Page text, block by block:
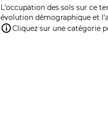
L'occupation des sols sur ce
évolution démographique et
Cliquez sur une catégorie